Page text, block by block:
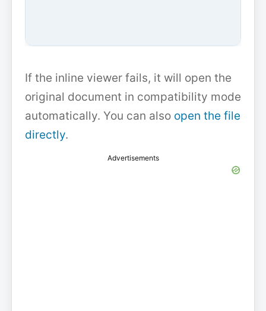
If the inline viewer fails, it will open the
original document in compatibility mode
automatically. You can also open the file
directly.
Advertisements